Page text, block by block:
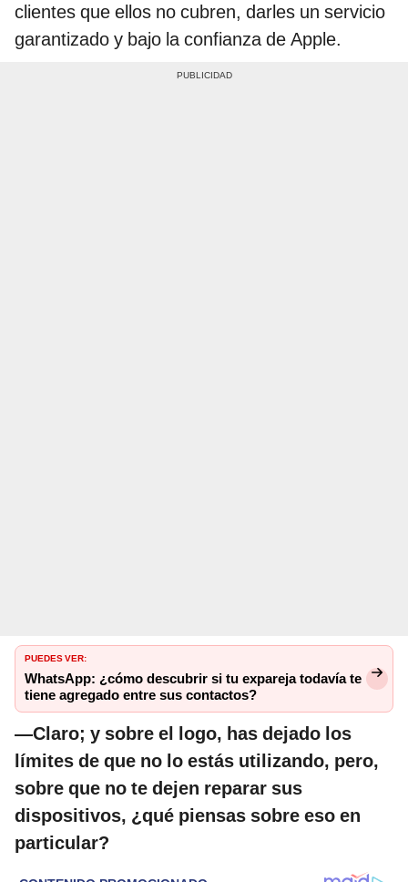
clientes que ellos no cubren, darles un servicio
garantizado y bajo la confianza de Apple.
PUEDES VER:
WhatsApp: ¿cómo descubrir si tu expareja todavía te
tiene agregado entre sus contactos?
—Claro; y sobre el logo, has dejado los
límites de que no lo estás utilizando, pero,
sobre que no te dejen reparar sus
dispositivos, ¿qué piensas sobre eso en
particular?